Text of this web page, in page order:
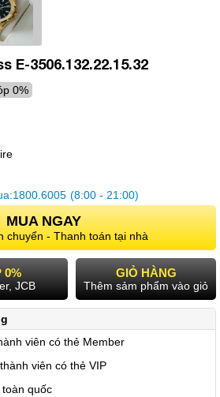
E-3506.132.22.15.32
0%
1800.6005 (8:00 - 21:00)
MUA NGAY
chuyển - Thanh toán tại nhà
0%
JCB
GIỎ HÀNG
Thêm sảm phẩm vào giỏ
viên có thẻ Member
viên có thẻ VIP
quốc